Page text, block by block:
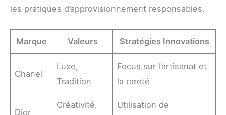
les pratiques d’approvisionnement responsables.
Marque Valeurs Stratégies Innovations
Chanel
Luxe,
Tradition
Focus sur l’artisanat et
la rareté
Dior
Créativité,
Utilisation de